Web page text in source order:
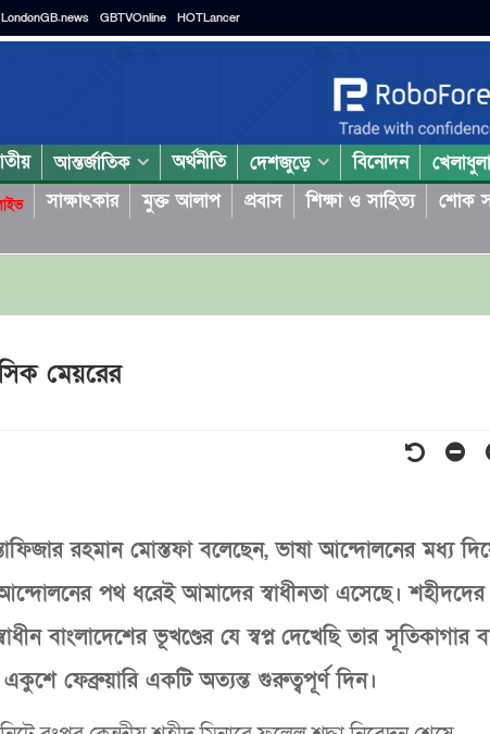
LondonGB.news GBTVOnline HOTLancer
আন্তর্জাতিক অর্থনীতি দেশজুড়ে বিনোদন
সাক্ষাৎকার মুক্ত আলাপ প্রবাস শিক্ষা ও সাহিত্য শোক
মেয়রের
রহমান মোস্তফা বলেছেন, ভাষা আন্দোলনের মধ্য
পথ ধরেই আমাদের স্বাধীনতা এসেছে। শহীদদের
বাংলাদেশের ভূখণ্ডের যে স্বপ্ন দেখেছি তার সূতিকাগার
ফেব্রুয়ারি একটি অত্যন্ত গুরুত্বপূর্ণ দিন।